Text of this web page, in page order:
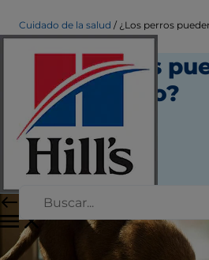
Cuidado de la salud ¿Los perros
¿Los perros
comer pollo?
Salud
Autor del personal
Marzo 26, 2025